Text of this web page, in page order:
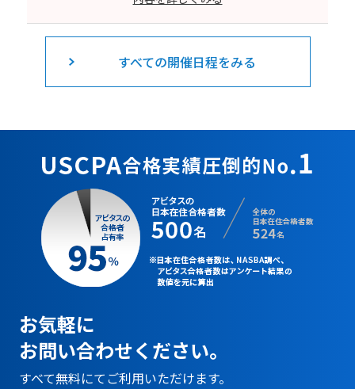
すべての開催日程をみる
お気軽に
お問い合わせください。
すべて無料にてご利用いただけます。